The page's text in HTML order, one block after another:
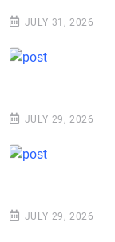
JULY 31, 2026
JULY 29, 2026
JULY 29, 2026